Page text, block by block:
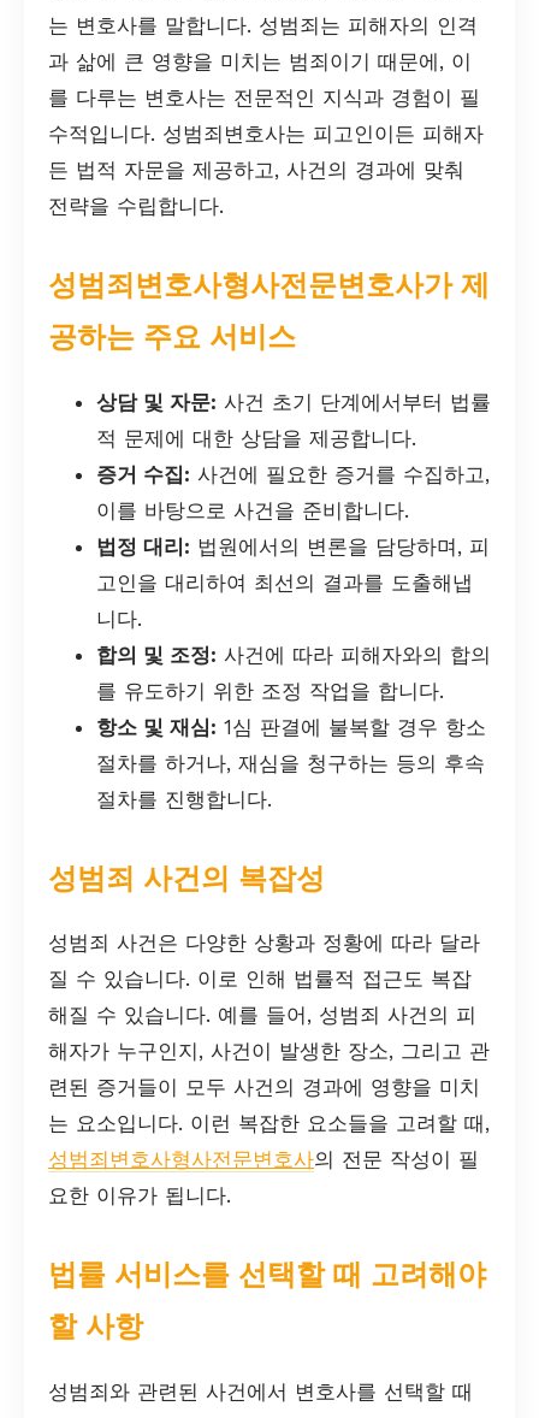
는 변호사를 말합니다. 성범죄는 피해자의 인격
과 삶에 큰 영향을 미치는 범죄이기 때문에, 이
를 다루는 변호사는 전문적인 지식과 경험이 필
수적입니다. 성범죄변호사는 피고인이든 피해자
든 법적 자문을 제공하고, 사건의 경과에 맞춰
전략을 수립합니다.
성범죄변호사형사전문변호사가 제
공하는 주요 서비스
상담 및 자문: 사건 초기 단계에서부터 법률
적 문제에 대한 상담을 제공합니다.
증거 수집: 사건에 필요한 증거를 수집하고,
이를 바탕으로 사건을 준비합니다.
법정 대리: 법원에서의 변론을 담당하며, 피
고인을 대리하여 최선의 결과를 도출해냅
니다.
합의 및 조정: 사건에 따라 피해자와의 합의
를 유도하기 위한 조정 작업을 합니다.
항소 및 재심: 1심 판결에 불복할 경우 항소
절차를 하거나, 재심을 청구하는 등의 후속
절차를 진행합니다.
성범죄 사건의 복잡성
성범죄 사건은 다양한 상황과 정황에 따라 달라
질 수 있습니다. 이로 인해 법률적 접근도 복잡
해질 수 있습니다. 예를 들어, 성범죄 사건의 피
해자가 누구인지, 사건이 발생한 장소, 그리고 관
련된 증거들이 모두 사건의 경과에 영향을 미치
는 요소입니다. 이런 복잡한 요소들을 고려할 때,
성범죄변호사형사전문변호사의 전문 작성이 필
요한 이유가 됩니다.
법률 서비스를 선택할 때 고려해야
할 사항
성범죄와 관련된 사건에서 변호사를 선택할 때